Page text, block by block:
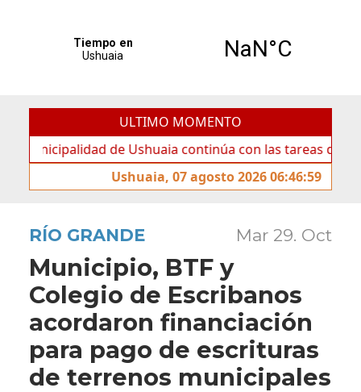
ULTIMO MOMENTO
de Ushuaia continúa con las tareas de
Ushuaia, 07 agosto 2026 06:46:59
RÍO GRANDE Mar 29. Oct
Municipio, BTF y
Colegio de Escribanos
acordaron financiación
para pago de escrituras
de terrenos municipales